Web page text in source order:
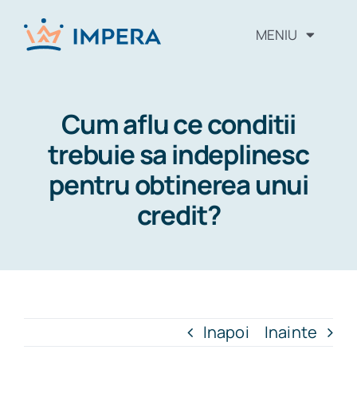
MENIU
Cum procedam
Intrebari frecvente
Cum aflu ce conditii
trebuie sa indeplinesc
pentru obtinerea unui
credit?
Inapoi Inainte